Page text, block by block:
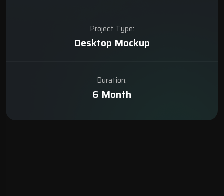
Project Type:
Desktop Mockup
Duration:
6 Month